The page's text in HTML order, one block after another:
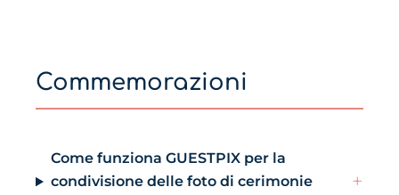
Commemorazioni
Come funziona GUESTPIX per la
condivisione delle foto di cerimonie
+